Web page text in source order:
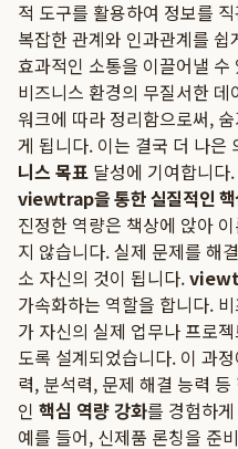
적 도구를 활용하여 정보를
복잡한 관계와 인과관계를
효과적인 소통을 이끌어낼
비즈니스 환경의 무질서한
워크에 따라 정리함으로써,
게 됩니다. 이는 결국 더 나은
니스 목표 달성에 기여합니다.
viewtrap을 통한 실질적인 핵
진정한 역량은 책상에 앉아
지 않습니다. 실제 문제를 해
소 자신의 것이 됩니다.
가속화하는 역할을 합니다.
가 자신의 실제 업무나 프로
도록 설계되었습니다. 이 과
력, 분석력, 문제 해결 능력
인 핵심 역량 강화를 경험하
예를 들어, 신제품 론칭을 준